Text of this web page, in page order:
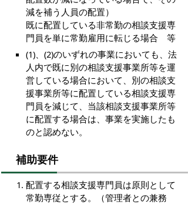
減を補う人員の配置）
既に配置している非常勤の相談支援専
門員を単に常勤雇用に転じる場合 等
(1)、(2)のいずれの事業においても、法
人内で既に別の相談支援事業所等を運
営している場合において、別の相談支
援事業所等に配置している相談支援専
門員を減じて、当該相談支援事業所等
に配置する場合は、事業を実施したも
のと認めない。
補助要件
配置する相談支援専門員は原則として
常勤専従とする。（管理者との兼務